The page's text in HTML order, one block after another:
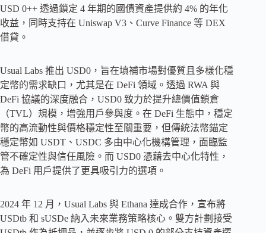
USD 0++ 透過鎖定 4 年期的國債資產提供約 4% 的年化
收益，同時支持在 Uniswap V3、Curve Finance 等 DEX
借貸。
Usual Labs 推出 USD0，旨在填補市場對優質且多樣化穩
定幣的需求缺口，尤其是在 DeFi 領域。透過 RWA 與
DeFi 協議的深度融合，USD0 致力於提升總價值鎖倉
（TVL）規模，增強用戶參與度。在 DeFi 生態中，穩定
幣的高流動性與價格穩定性至關重要，但傳統法幣錨定
穩定幣如 USDT、USDC 多由中心化機構管理，面臨監
管不確定性與信任風險。而 USD0 憑藉去中心化特性，
為 DeFi 用戶提供了更具吸引力的選項。
2024 年 12 月，Usual Labs 與 Ethana 達成合作，宣布將
USDtb 和 sUSDe 納入未來業務策略核心。雙方計劃接受